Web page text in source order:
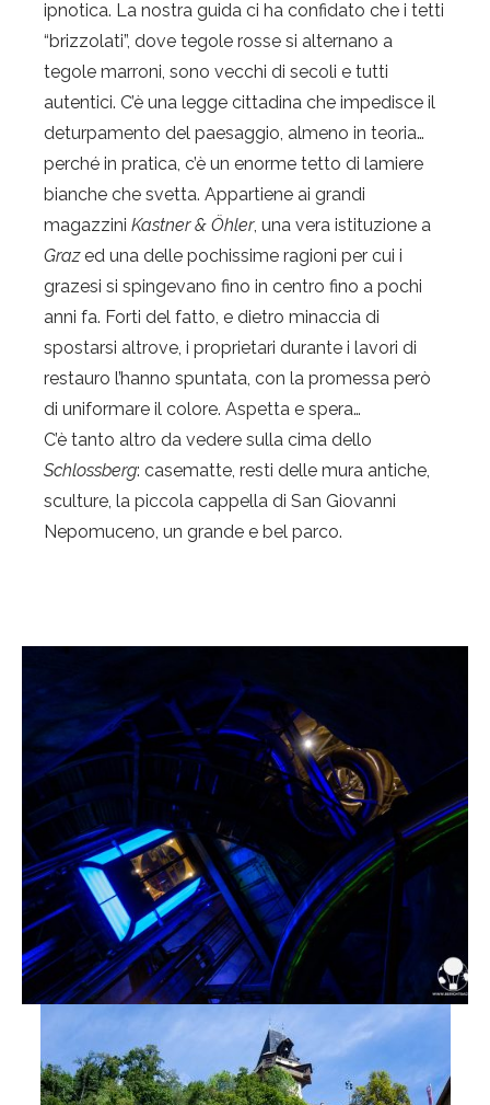
ipnotica. La nostra guida ci ha confidato che i tetti
“brizzolati”, dove tegole rosse si alternano a
tegole marroni, sono vecchi di secoli e tutti
autentici. C’è una legge cittadina che impedisce il
deturpamento del paesaggio, almeno in teoria…
perché in pratica, c’è un enorme tetto di lamiere
bianche che svetta. Appartiene ai grandi
magazzini Kastner & Öhler, una vera istituzione a
Grazed una delle pochissime ragioni per cui i
grazesi si spingevano fino in centro fino a pochi
anni fa. Forti del fatto, e dietro minaccia di
spostarsi altrove, i proprietari durante i lavori di
restauro l’hanno spuntata, con la promessa però
di uniformare il colore. Aspetta e spera…
C’è tanto altro da vedere sulla cima dello
Schlossberg: casematte, resti delle mura antiche,
sculture, la piccola cappella di San Giovanni
Nepomuceno, un grande e bel parco.
Privacy & Cookies Policy